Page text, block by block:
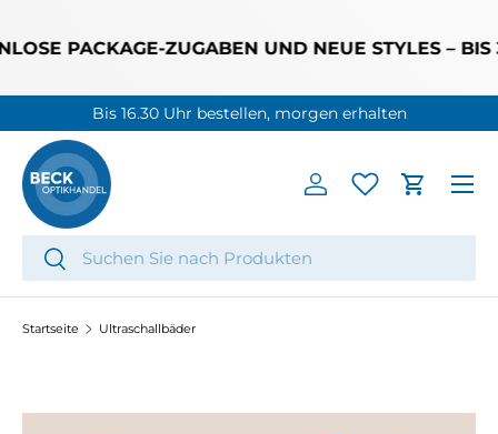
DIREKT ZUM INHALT
PACKAGE-ZUGABEN UND NEUE STYLES – BIS
Bis 16.30 Uhr bestellen, morgen erhalten
Suchen
Suchen
Einloggen
Menü
Startseite Ultraschallbäder